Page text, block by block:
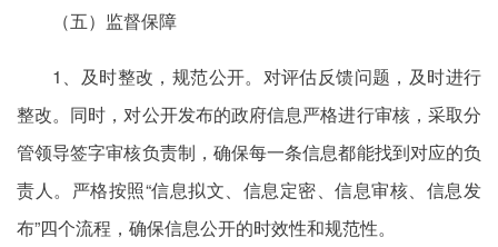
（五）监督保障
1、及时整改，规范公开。对评估反馈问题，及时进行
整改。同时，对公开发布的政府信息严格进行审核，采取分
管领导签字审核负责制，确保每一条信息都能找到对应的负
责人。严格按照“信息拟文、信息定密、信息审核、信息发
布”四个流程，确保信息公开的时效性和规范性。